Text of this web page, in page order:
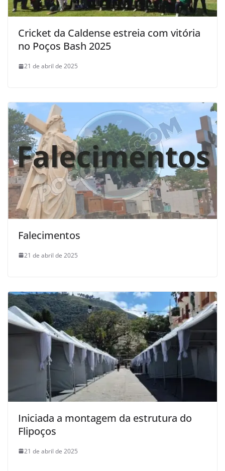
Cricket da Caldense estreia com vitória
no Poços Bash 2025
21 de abril de 2025
Falecimentos
21 de abril de 2025
Iniciada a montagem da estrutura do
Flipoços
21 de abril de 2025